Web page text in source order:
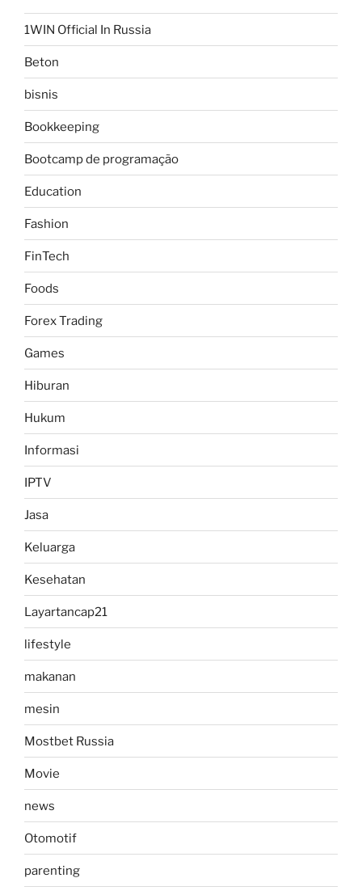
1WIN Official In Russia
Beton
bisnis
Bookkeeping
Bootcamp de programação
Education
Fashion
FinTech
Foods
Forex Trading
Games
Hiburan
Hukum
Informasi
IPTV
Jasa
Keluarga
Kesehatan
Layartancap21
lifestyle
makanan
mesin
Mostbet Russia
Movie
news
Otomotif
parenting